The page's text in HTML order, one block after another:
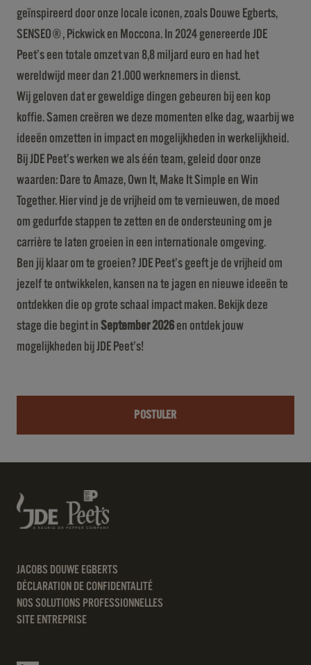
geïnspireerd door onze locale iconen, zoals Douwe Egberts,
SENSEO®, Pickwick en Moccona. In 2024 genereerde JDE
Peet’s een totale omzet van 8,8 miljard euro en had het
wereldwijd meer dan 21.000 werknemers in dienst.
Wij geloven dat er geweldige dingen gebeuren bij een kop
koffie. Samen creëren we deze momenten elke dag, waarbij we
ideeën omzetten in impact en mogelijkheden in werkelijkheid.
Bij JDE Peet’s werken we als één team, geleid door onze
waarden: Dare to Amaze, Own It, Make It Simple en Win
Together. Hier vind je de vrijheid om te vernieuwen, de moed
om gedurfde stappen te zetten en de ondersteuning om je
carrière te laten groeien in een internationale omgeving.
Ben jij klaar om te groeien? JDE Peet’s geeft je de vrijheid om
jezelf te ontwikkelen, kansen na te jagen en nieuwe ideeën te
ontdekken die op grote schaal impact maken. Bekijk deze
stage die begint in September 2026 en ontdek jouw
mogelijkheden bij JDE Peet’s!
POSTULER
JACOBS DOUWE EGBERTS
DÉCLARATION DE CONFIDENTALITÉ
NOS SOLUTIONS PROFESSIONNELLES
SITE ENTREPRISE